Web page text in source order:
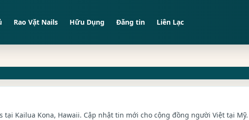
Rao Vặt Nails Hữu Dụng Đăng tin Liên Lạc
Kailua Kona, Hawaii. Cập nhật tin mới cho cộng đồng người Việt tại Mỹ.